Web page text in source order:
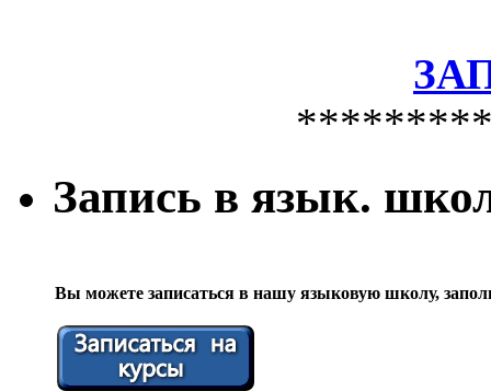
Запись в язык.
Вы можете записаться в нашу языковую школу,